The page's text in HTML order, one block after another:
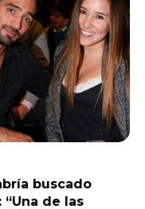
inesperado
separarse de